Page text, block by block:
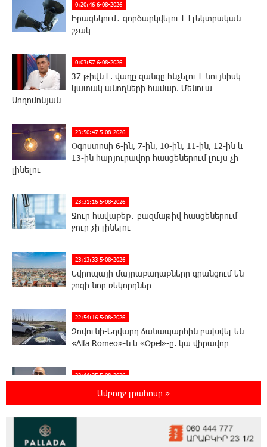
0:20:46 6-08-2026
Իրազեկում․ գործարկվելու է էլեկտրական
շչակ
0:03:57 6-08-2026
37 թիվն է. վաղը զանգը հնչելու է նույնիսկ
կատակ անողների համար. Մենուա
Սողոմոնյան
23:50:47 5-08-2026
Օգոստոսի 6-ին, 7-ին, 10-ին, 11-ին, 12-ին և
13-ին հարյուրավոր հասցեներում լույս չի
լինելու
23:31:16 5-08-2026
Ջուր հավաքեք․ բազմաթիվ հասցեներում
ջուր չի լինելու
23:13:33 5-08-2026
Եվրոպայի մայրաքաղաքները գրանցում են
շոգի նոր ռեկորդներ
22:54:16 5-08-2026
Զովունի-Եղվարդ ճանապարհին բախվել են
«Alfa Romeo»-ն և «Opel»-ը. կա վիրավոր
22:44:25 5-08-2026
Անունս տալուց առաջ գոնե լվացվեք․ Էդմոն
Մարուքյան
Ամբողջ լրահոսը »